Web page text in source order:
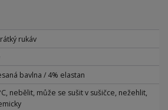
rukáv
bavlna / 4% elastan
nebělit, může se sušit v sušičce, nežehlit,